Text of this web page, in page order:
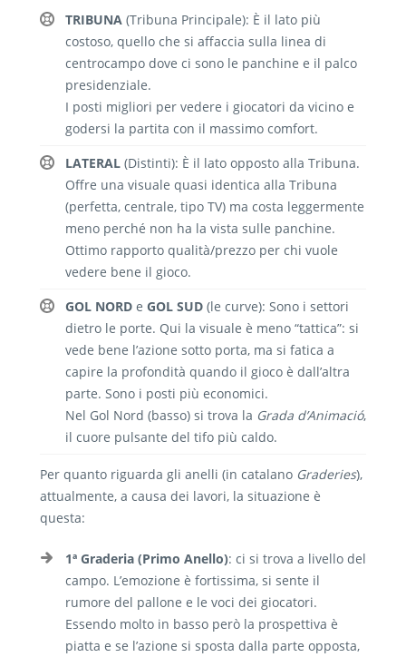
TRIBUNA (Tribuna Principale): È il lato più
costoso, quello che si affaccia sulla linea di
centrocampo dove ci sono le panchine e il palco
presidenziale.
I posti migliori per vedere i giocatori da vicino e
godersi la partita con il massimo comfort.
LATERAL (Distinti): È il lato opposto alla Tribuna.
Offre una visuale quasi identica alla Tribuna
(perfetta, centrale, tipo TV) ma costa leggermente
meno perché non ha la vista sulle panchine.
Ottimo rapporto qualità/prezzo per chi vuole
vedere bene il gioco.
GOL NORD e GOL SUD (le curve): Sono i settori
dietro le porte. Qui la visuale è meno “tattica”: si
vede bene l’azione sotto porta, ma si fatica a
capire la profondità quando il gioco è dall’altra
parte. Sono i posti più economici.
Nel Gol Nord (basso) si trova la Grada d’Animació,
il cuore pulsante del tifo più caldo.
Per quanto riguarda gli anelli (in catalano Graderies),
attualmente, a causa dei lavori, la situazione è
questa:
1ª Graderia (Primo Anello): ci si trova a livello del
campo. L’emozione è fortissima, si sente il
rumore del pallone e le voci dei giocatori.
Essendo molto in basso però la prospettiva è
piatta e se l’azione si sposta dalla parte opposta,